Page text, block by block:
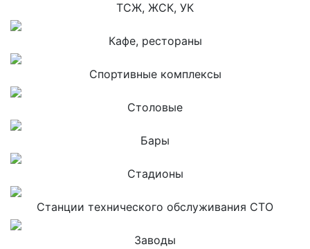
ТСЖ, ЖСК, УК
Кафе, рестораны
Спортивные комплексы
Столовые
Бары
Стадионы
Станции технического обслуживания СТО
Заводы